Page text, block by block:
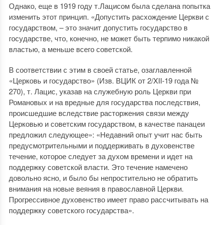
Однако, еще в 1919 году т.Лацисом была сделана попытка
изменить этот принцип. «Допустить расхождение Церкви с
государством, – это значит допустить государство в
государстве, что, конечно, не может быть терпимо никакой
властью, а меньше всего советской.
В соответствии с этим в своей статье, озаглавленной
«Церковь и государство» (Изв. ВЦИК от 2/XII-19 года №
270), т. Лацис, указав на служебную роль Церкви при
Романовых и на вредные для государства последствия,
происшедшие вследствие расторжения связи между
Церковью и советским государством, в качестве панацеи
предложил следующее»: «Недавний опыт учит нас быть
предусмотрительными и поддерживать в духовенстве
течение, которое следует за духом времени и идет на
поддержку советской власти. Это течение намечено
довольно ясно, и было бы непростительно не обратить
внимания на новые веяния в православной Церкви.
Прогрессивное духовенство имеет право рассчитывать на
поддержку советского государства».